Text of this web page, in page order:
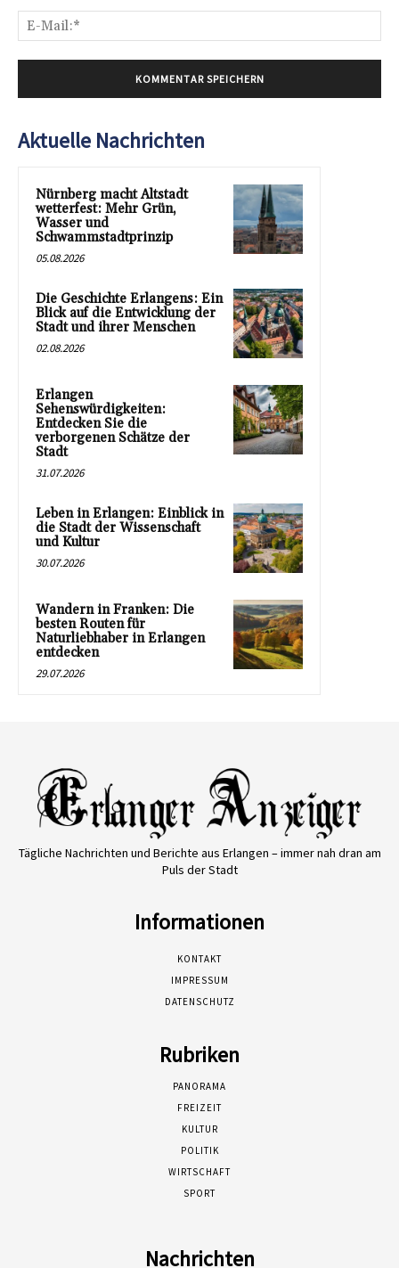
Aktuelle Nachrichten
Nürnberg macht Altstadt
wetterfest: Mehr Grün,
Wasser und
Schwammstadtprinzip
05.08.2026
Die Geschichte Erlangens: Ein
Blick auf die Entwicklung der
Stadt und ihrer Menschen
02.08.2026
Erlangen
Sehenswürdigkeiten:
Entdecken Sie die
verborgenen Schätze der
Stadt
31.07.2026
Leben in Erlangen: Einblick in
die Stadt der Wissenschaft
und Kultur
30.07.2026
Wandern in Franken: Die
besten Routen für
Naturliebhaber in Erlangen
entdecken
29.07.2026
Tägliche Nachrichten und Berichte aus Erlangen – immer nah dran am
Puls der Stadt
Informationen
KONTAKT
IMPRESSUM
DATENSCHUTZ
Rubriken
PANORAMA
FREIZEIT
KULTUR
POLITIK
WIRTSCHAFT
SPORT
Nachrichten